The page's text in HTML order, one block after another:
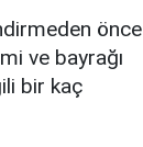
önce
ve bayrağı
bir kaç